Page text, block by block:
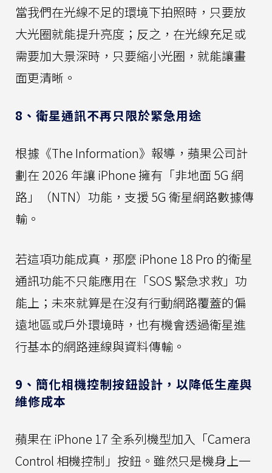
當我們在光線不足的環境下拍照時，只要放
大光圈就能提升亮度；反之，在光線充足或
需要加大景深時，只要縮小光圈，就能讓畫
面更清晰。
8、衛星通訊不再只限於緊急用途
根據《The Information》報導，蘋果公司計
劃在 2026 年讓 iPhone 擁有「非地面 5G 網
路」（NTN）功能，支援 5G 衛星網路數據傳
輸。
若這項功能成真，那麼 iPhone 18 Pro 的衛星
通訊功能不只能應用在「SOS 緊急求救」功
能上；未來就算是在沒有行動網路覆蓋的偏
遠地區或戶外環境時，也有機會透過衛星進
行基本的網路連線與資料傳輸。
9、簡化相機控制按鈕設計，以降低生產與
維修成本
蘋果在 iPhone 17 全系列機型加入「Camera
Control 相機控制」按鈕。雖然只是機身上一